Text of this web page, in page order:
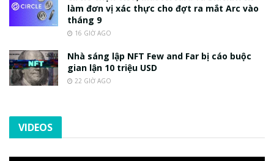
làm đơn vị xác thực cho đợt ra mắt Arc vào
tháng 9
16 GIỜ AGO
Nhà sáng lập NFT Few and Far bị cáo buộc
gian lận 10 triệu USD
22 GIỜ AGO
VIDEOS